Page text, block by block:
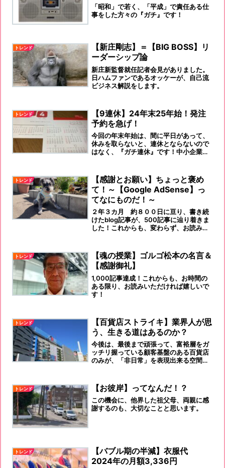
「昭和」で若く、「平成」で責任ある仕
事をした方々の『ガチ』です！
トレンド
【新庄剛志】＝【BIG BOSS】リ
ーダーシップ論
新庄新監督就任記者会見がありました。
日ハムファンであるオッケーが、自己流
ビジネス解説をします。
トレンド
【9連休】24年末25年始！発注
予約を急げ！
今回の年末年始は、間に平日があって、
休みを取らないと、連休とならないので
はなく、『ガチ連休』です！中小企業も
トレンド
【感謝とお願い】ちょっと褒め
て！～【Google AdSense】っ
てなにものだ！～
２年３カ月 約８００日に亘り、書き続
けたblog記事が、500記事に辿り着きま
した！これからも、変わらず、お読みい
トレンド
【魂の授業】ゴルゴ松本の名言＆
【感謝御礼】
1,000記事達成！これからも、お時間の
ある限り、お読みいただければ嬉しいで
す！
トレンド
【百貨店ストライキ】業界人が思
う、生きる道はあるのか？
今後は、最後まで頑張って、富裕層をガ
ッチリ握っている顧客基盤のある百貨店
のみが、「非日常」を表現出来る空間と
業界人OBです。
トレンド 【お彼岸】ってなんだ！？
この機会に、他界した祖父母、両親に感
謝するのも、大切なことと思います。
トレンド
【バブル期の半減】衣服代
2024年の月額3,336円